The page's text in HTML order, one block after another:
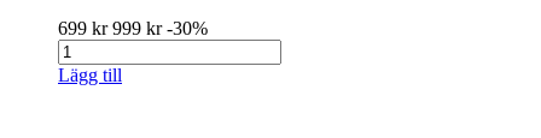
699 kr999 kr-30%
Lägg till